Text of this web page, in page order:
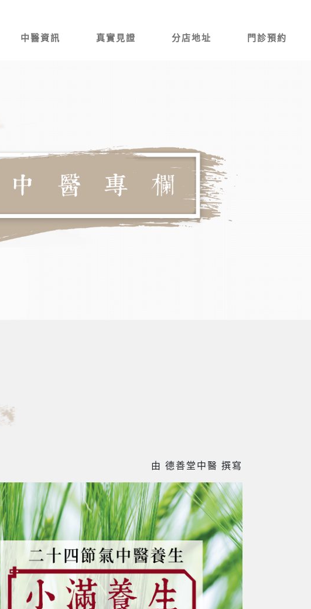
中醫資訊 真實見證 分店地址 門診預約
由 德善堂中醫 撰寫